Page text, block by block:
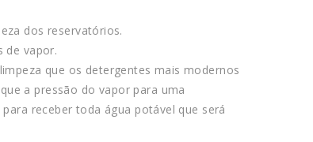
dos reservatórios.
de vapor.
que os detergentes mais modernos
a pressão do vapor para uma
receber toda água potável que será